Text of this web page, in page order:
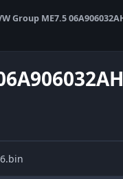
Group ME7.5